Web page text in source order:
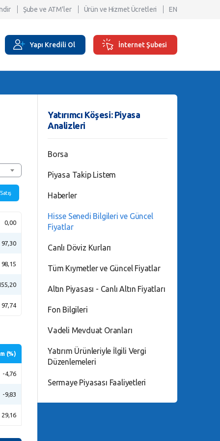
Şube ve ATM'ler Ürün ve Hizmet Ücretleri EN
Yapı Kredili Ol İnternet Şubesi
0,00
97,30
98,15
97,74
(%)
-4,76
-9,83
29,16
Yatırımcı Köşesi: Piyasa
Analizleri
Borsa
Piyasa Takip Listem
Haberler
Hisse Senedi Bilgileri ve Güncel
Fiyatlar
Canlı Döviz Kurları
Tüm Kıymetler ve Güncel Fiyatlar
Altın Piyasası - Canlı Altın Fiyatları
Fon Bilgileri
Vadeli Mevduat Oranları
Yatırım Ürünleriyle İlgili Vergi
Düzenlemeleri
Sermaye Piyasası Faaliyetleri